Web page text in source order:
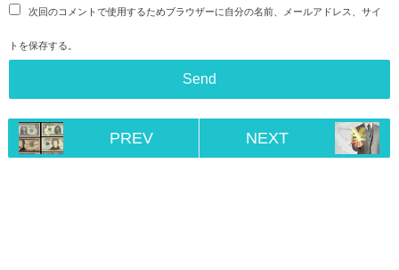
次回のコメントで使用するためブラウザーに自分の名前、メールアドレス、サイ
トを保存する。
PREV NEXT